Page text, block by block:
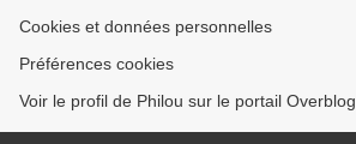
Cookies et données personnelles
Préférences cookies
Voir le profil de Philou sur le portail Overblog